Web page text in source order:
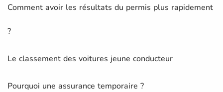
Comment avoir les résultats du permis plus rapidement
?
Le classement des voitures jeune conducteur
Pourquoi une assurance temporaire ?